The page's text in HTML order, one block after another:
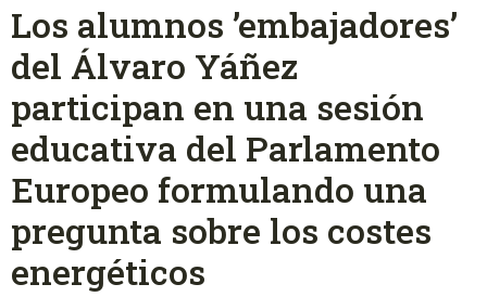
Los alumnos ’embajadores’
del Álvaro Yáñez
participan en una sesión
educativa del Parlamento
Europeo formulando una
pregunta sobre los costes
energéticos